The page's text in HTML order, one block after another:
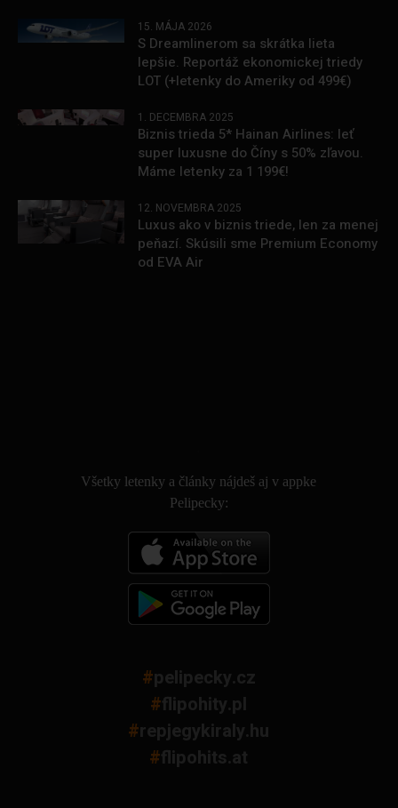
15. MÁJA 2026
S Dreamlinerom sa skrátka lieta
lepšie. Reportáž ekonomickej triedy
LOT (+letenky do Ameriky od 499€)
1. DECEMBRA 2025
Biznis trieda 5* Hainan Airlines: leť
super luxusne do Číny s 50% zľavou.
Máme letenky za 1 199€!
12. NOVEMBRA 2025
Luxus ako v biznis triede, len za menej
peňazí. Skúsili sme Premium Economy
od EVA Air
Všetky letenky a články nájdeš aj v appke
Pelipecky:
#pelipecky.cz
#flipohity.pl
#repjegykiraly.hu
#flipohits.at